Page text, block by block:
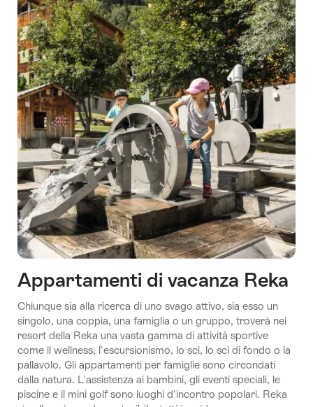
Appartamenti di vacanza Reka
Chiunque sia alla ricerca di uno svago attivo, sia esso un
singolo, una coppia, una famiglia o un gruppo, troverà nei
resort della Reka una vasta gamma di attività sportive
come il wellness, l'escursionismo, lo sci, lo sci di fondo o la
pallavolo. Gli appartamenti per famiglie sono circondati
dalla natura. L'assistenza ai bambini, gli eventi speciali, le
piscine e il mini golf sono luoghi d'incontro popolari. Reka